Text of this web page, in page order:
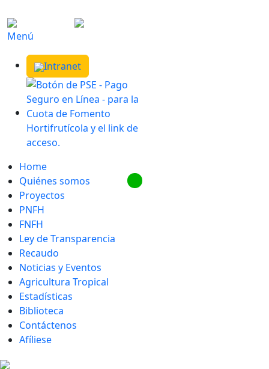
Menú
Intranet
Home
Quiénes somos
Proyectos
PNFH
FNFH
Ley de Transparencia
Recaudo
Noticias y Eventos
Agricultura Tropical
Estadísticas
Biblioteca
Contáctenos
Afíliese